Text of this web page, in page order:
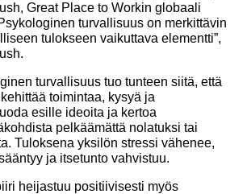
Great Place to Workin globaali
turvallisuus on merkittävin
tulokseen vaikuttava elementti”,
turvallisuus tuo tunteen siitä, että
toimintaa, kysyä ja
esille ideoita ja kertoa
pelkäämättä nolatuksi tai
Tuloksena yksilön stressi vähenee,
ja itsetunto vahvistuu.
heijastuu positiivisesti myös